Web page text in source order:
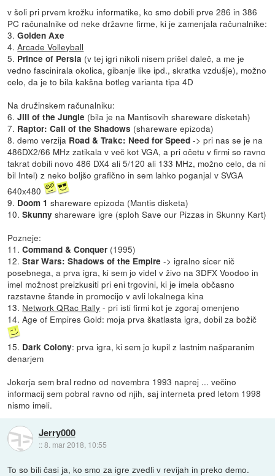
v šoli pri prvem krožku informatike, ko smo dobili prve 286 in 386
PC računalnike od neke državne firme, ki je zamenjala računalnike:
3.Golden Axe
4.Arcade Volleyball
5. Prince of Persia (v tej igri nikoli nisem prišel daleč, a me je
vedno fascinirala okolica, gibanje like ipd., skratka vzdušje), možno
celo, da je to bila kakšna botleg varianta tipa 4D
Na družinskem računalniku:
6.Jill of the Jungle (bila je na Mantisovih shareware disketah)
7. Raptor: Call of the Shadows (shareware epizoda)
8. demo verzija Road & Trakc: Need for Speed -> pri nas se je na
486DX2/66 MHz zatikala v več kot VGA, a pri očetu v firmi so ravno
takrat dobili novo 486 DX4 ali 5/120 ali 133 MHz, možno celo, da ni
bil Intel) z neko boljšo grafično in sem lahko poganjal v SVGA
640x480
9. Doom 1 shareware epizoda (Mantis disketa)
10.Skunny shareware igre (sploh Save our Pizzas in Skunny Kart)
Pozneje:
11.Command & Conquer (1995)
12.Star Wars: Shadows of the Empire -> igralno sicer nič
posebnega, a prva igra, ki sem jo videl v živo na 3DFX Voodoo in
imel možnost preizkusiti pri eni trgovini, ki je imela občasno
razstavne štande in promocijo v avli lokalnega kina
13. Network QRac Rally - pri isti firmi kot je zgoraj omenjeno
14. Age of Empires Gold: moja prva škatlasta igra, dobil za božič
15. Dark Colony: prva igra, ki sem jo kupil z lastnim našparanim
denarjem
Jokerja sem bral redno od novembra 1993 naprej ... večino
informacij sem pobral ravno od njih, saj interneta pred letom 1998
nismo imeli.
Jerry000
::8. mar 2018, 10:55
To so bili časi ja, ko smo za igre zvedli v revijah in preko demo.